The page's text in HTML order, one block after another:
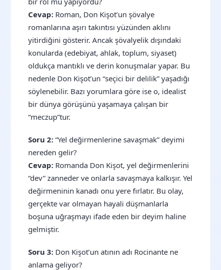
Cevap: Roman, Don Kişot’un şövalye
romanlarına aşırı takıntısı yüzünden aklını
yitirdiğini gösterir. Ancak şövalyelik dışındaki
konularda (edebiyat, ahlak, toplum, siyaset)
oldukça mantıklı ve derin konuşmalar yapar. Bu
nedenle Don Kişot’un “seçici bir delilik” yaşadığı
söylenebilir. Bazı yorumlara göre ise o, idealist
bir dünya görüşünü yaşamaya çalışan bir
“meczup”tur.
Soru 2: “Yel değirmenlerine savaşmak” deyimi
nereden gelir?
Cevap: Romanda Don Kişot, yel değirmenlerini
“dev” zanneder ve onlarla savaşmaya kalkışır. Yel
değirmeninin kanadı onu yere fırlatır. Bu olay,
gerçekte var olmayan hayali düşmanlarla
boşuna uğraşmayı ifade eden bir deyim haline
gelmiştir.
Soru 3: Don Kişot’un atının adı Rocinante ne
anlama geliyor?